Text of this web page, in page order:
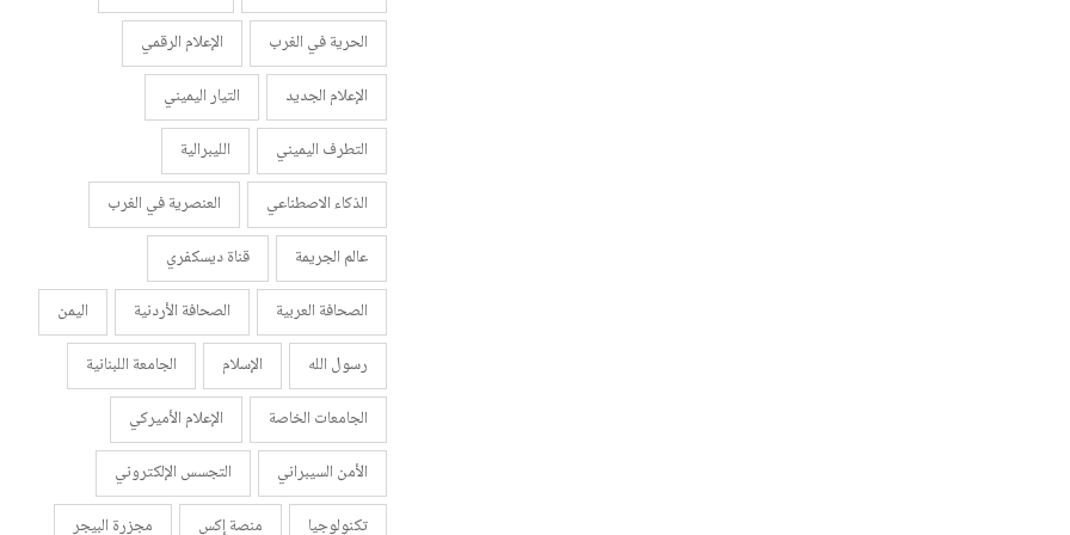
الحرية في الغرب
الإعلام الرقمي
الإعلام الجديد
التيار اليميني
التطرف اليميني
الليبرالية
الذكاء الاصطناعي
العنصرية في الغرب
عالم الجريمة
قناة ديسكفري
الصحافة العربية
الصحافة الأردنية
اليمن
رسول الله
الإسلام
الجامعة اللبنانية
الجامعات الخاصة
الإعلام الأميركي
الأمن السيبراني
التجسس الإلكتروني
تكنولوجيا
منصة إكس مجزرة البيجر